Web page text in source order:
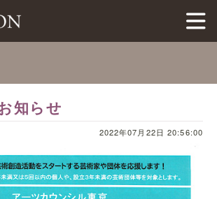
LOVERSION（ラバージョン）
知らせ
2022年07月22日 20:56:00